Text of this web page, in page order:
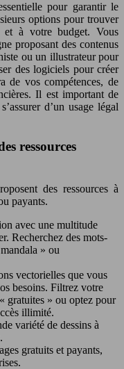
pour garantir le
options pour trouver
et à votre budget. Vous
proposant des contenus
ou un illustrateur pour
des logiciels pour créer
de vos compétences, de
Il est important de
d’un usage légal
ressources
des ressources à
payants.
avec une multitude
Recherchez des mots-
» ou
vectorielles que vous
besoins. Filtrez votre
gratuites » ou optez pour
illimité.
variété de dessins à
gratuits et payants,